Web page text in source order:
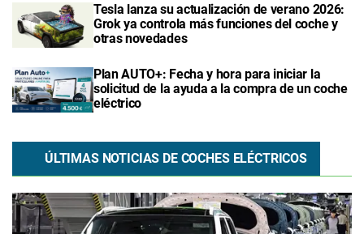
Tesla lanza su actualización de verano 2026:
Grok ya controla más funciones del coche y
otras novedades
Plan AUTO+: Fecha y hora para iniciar la
solicitud de la ayuda a la compra de un coche
eléctrico
ÚLTIMAS NOTICIAS DE COCHES ELÉCTRICOS